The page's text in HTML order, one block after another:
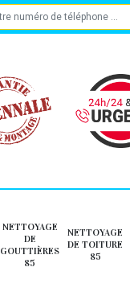
NETTOYAGE
DE
GOUTTIÈRES
85
NETTOYAGE
DE TOITURE
85